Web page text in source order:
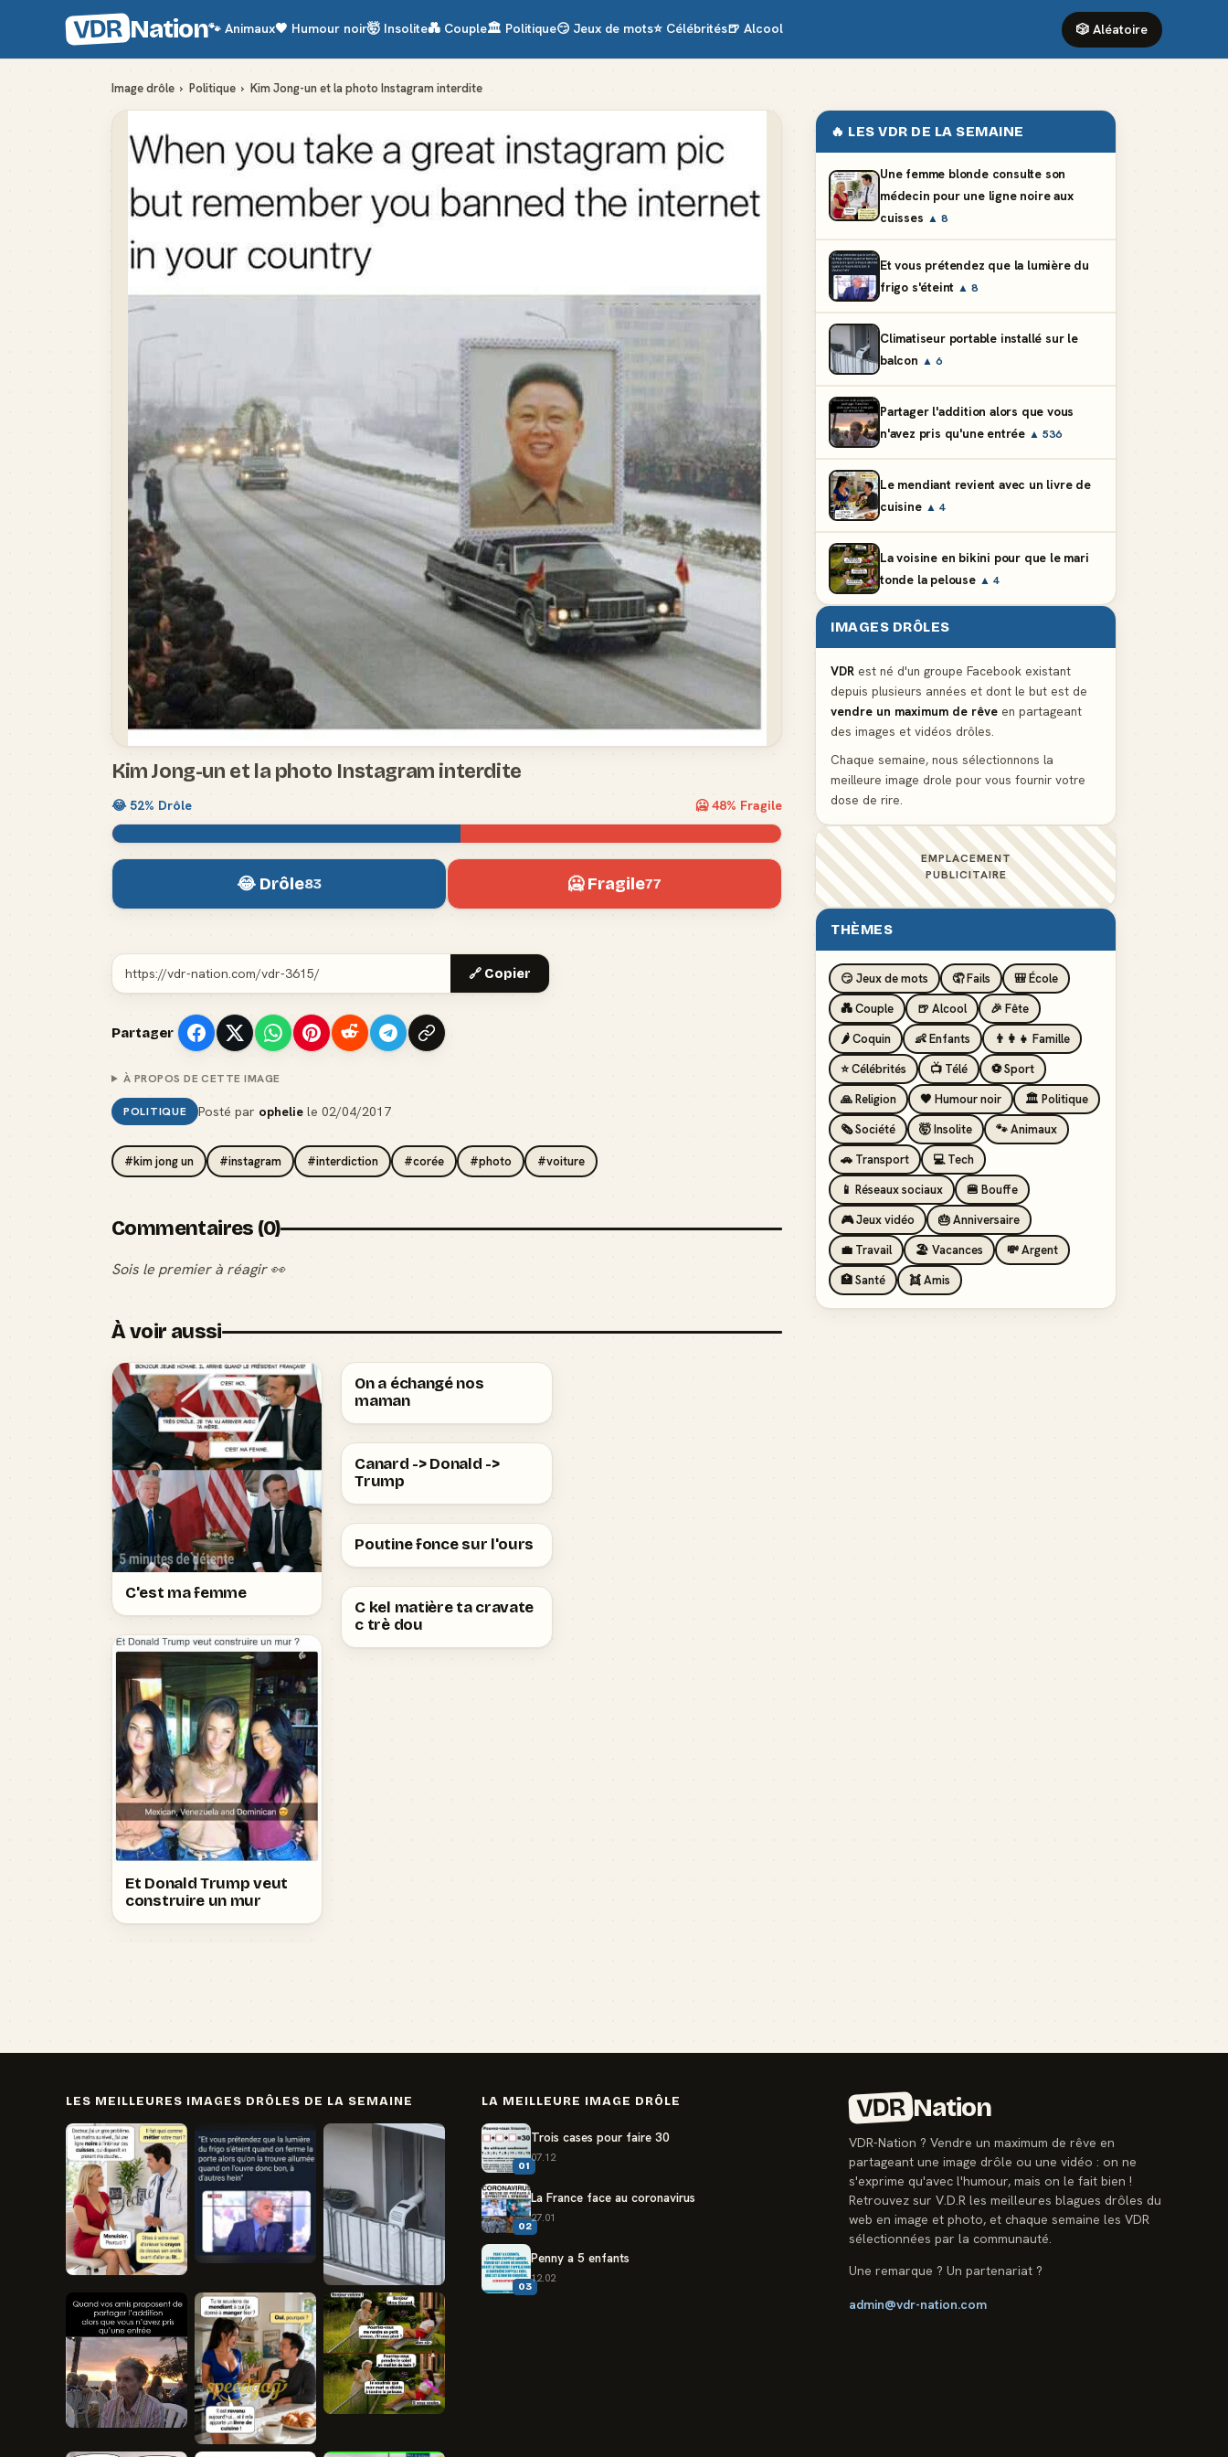
VDR Nation🐾 Animaux🖤 Humour noir🤯 Insolite💑 Couple🏛️ Politique😏 Jeux de mots⭐ Célébrités🍺 Alcool 🎲 Aléatoire
Image drôle › Politique › Kim Jong-un et la photo Instagram interdite
Kim Jong-un et la photo Instagram interdite
😂52% Drôle 🥶48% Fragile
😂 Drôle83 🥶 Fragile77
🔗 Copier
Partager
À PROPOS DE CETTE IMAGE
POLITIQUE Posté par ophelie le02/04/2017
#kim jong un #instagram #interdiction #corée #photo #voiture
Commentaires (0)
Sois le premier à réagir 👀
À voir aussi
C'est ma femme
Et Donald Trump veut
construire un mur
On a échangé nos
maman
Canard -> Donald ->
Trump
Poutine fonce sur l'ours
C kel matière ta cravate
c trè dou
🔥 LES VDR DE LA SEMAINE
Une femme blonde consulte son
médecin pour une ligne noire aux
cuisses ▲ 8
Et vous prétendez que la lumière du
frigo s'éteint ▲ 8
Climatiseur portable installé sur le
balcon ▲ 6
Partager l'addition alors que vous
n'avez pris qu'une entrée ▲ 536
Le mendiant revient avec un livre de
cuisine ▲ 4
La voisine en bikini pour que le mari
tonde la pelouse ▲ 4
IMAGES DRÔLES
VDR est né d'un groupe Facebook existant
depuis plusieurs années et dont le but est de
vendre un maximum de rêve en partageant
des images et vidéos drôles.
Chaque semaine, nous sélectionnons la
meilleure image drole pour vous fournir votre
dose de rire.
EMPLACEMENT
PUBLICITAIRE
THÈMES
😏 Jeux de mots 🤦 Fails
🎒 École
💑 Couple
🍺 Alcool
🎉 Fête
🌶️ Coquin
👶 Enfants
👨‍👩‍👧 Famille
⭐ Célébrités
📺 Télé
⚽ Sport
🙏 Religion
🖤 Humour noir
🏛️ Politique
🗞️ Société
🤯 Insolite
🐾 Animaux
🚗 Transport
💻 Tech
📱 Réseaux sociaux
🍔 Bouffe
🎮 Jeux vidéo
🎂 Anniversaire
💼 Travail
🏖️ Vacances
💸 Argent
🏥 Santé
👯 Amis
LES MEILLEURES IMAGES DRÔLES DE LA SEMAINE LA MEILLEURE IMAGE DRÔLE
01
Trois cases pour faire 30
07.12
02
La France face au coronavirus
27.01
03
Penny a 5 enfants
12.02
VDR Nation
VDR-Nation ? Vendre un maximum de rêve en
partageant une image drôle ou une vidéo : on ne
s'exprime qu'avec l'humour, mais on le fait bien !
Retrouvez sur V.D.R les meilleures blagues drôles du
web en image et photo, et chaque semaine les VDR
sélectionnées par la communauté.
Une remarque ? Un partenariat ?
admin@vdr-nation.com